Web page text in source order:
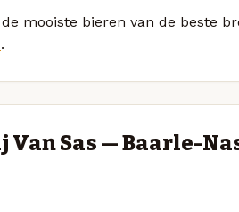
mooiste bieren van de beste
.
Sas — Baarle-